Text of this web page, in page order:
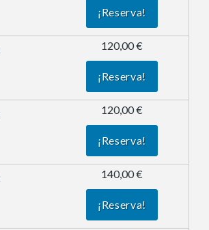
¡Reserva!
120,00 €
¡Reserva!
120,00 €
¡Reserva!
140,00 €
¡Reserva!